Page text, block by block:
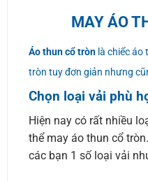
MAY ÁO
Áo thun cổ trònlà chiếc áo
tròn tuy đơn giản nhưng
Chọn loại vải phù
Hiện nay có rất nhiều
thể may áo thun cổ
các bạn 1 số loại vải